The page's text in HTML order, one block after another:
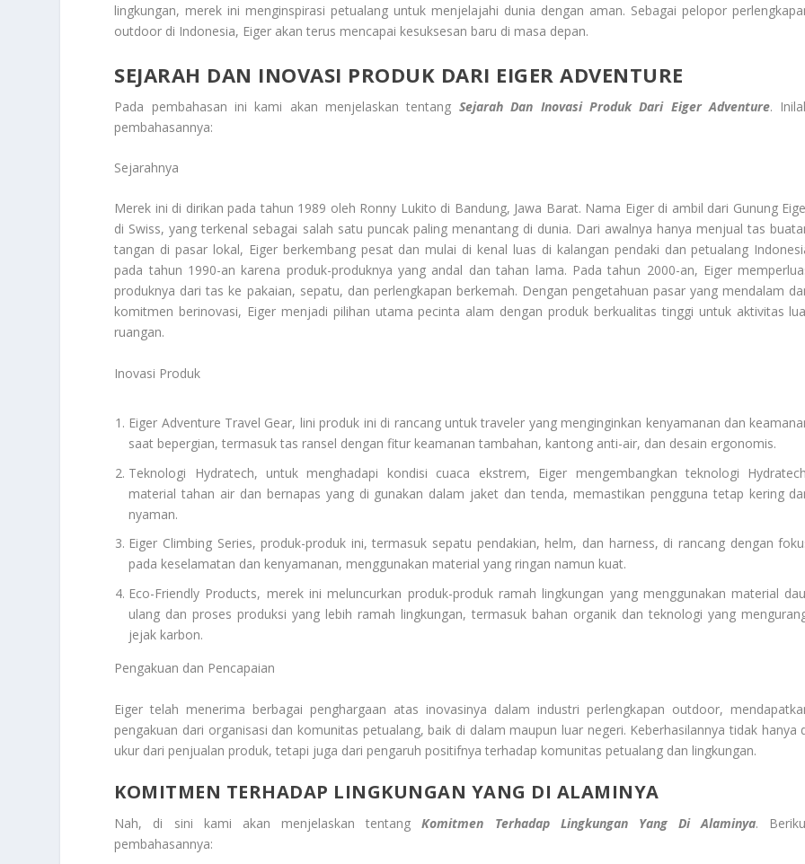
lingkungan, merek ini menginspirasi petualang untuk menjelajahi dunia dengan aman. Sebagai pelopor
outdoor di Indonesia, Eiger akan terus mencapai kesuksesan baru di masa depan.
SEJARAH DAN INOVASI PRODUK DARI EIGER ADVENTURE
Pada pembahasan ini kami akan menjelaskan tentang Sejarah Dan Inovasi Produk Dari Eiger Adventure.
pembahasannya:
Sejarahnya
Merek ini di dirikan pada tahun 1989 oleh Ronny Lukito di Bandung, Jawa Barat. Nama Eiger di ambil dari Gunung
di Swiss, yang terkenal sebagai salah satu puncak paling menantang di dunia. Dari awalnya hanya menjual tas
tangan di pasar lokal, Eiger berkembang pesat dan mulai di kenal luas di kalangan pendaki dan petualang
pada tahun 1990-an karena produk-produknya yang andal dan tahan lama. Pada tahun 2000-an, Eiger
produknya dari tas ke pakaian, sepatu, dan perlengkapan berkemah. Dengan pengetahuan pasar yang mendalam
komitmen berinovasi, Eiger menjadi pilihan utama pecinta alam dengan produk berkualitas tinggi untuk aktivitas
ruangan.
Inovasi Produk
Eiger Adventure Travel Gear, lini produk ini di rancang untuk traveler yang menginginkan kenyamanan dan
saat bepergian, termasuk tas ransel dengan fitur keamanan tambahan, kantong anti-air, dan desain ergonomis.
Teknologi Hydratech, untuk menghadapi kondisi cuaca ekstrem, Eiger mengembangkan teknologi
material tahan air dan bernapas yang di gunakan dalam jaket dan tenda, memastikan pengguna tetap kering
nyaman.
Eiger Climbing Series, produk-produk ini, termasuk sepatu pendakian, helm, dan harness, di rancang dengan
pada keselamatan dan kenyamanan, menggunakan material yang ringan namun kuat.
Eco-Friendly Products, merek ini meluncurkan produk-produk ramah lingkungan yang menggunakan material
ulang dan proses produksi yang lebih ramah lingkungan, termasuk bahan organik dan teknologi yang
jejak karbon.
Pengakuan dan Pencapaian
Eiger telah menerima berbagai penghargaan atas inovasinya dalam industri perlengkapan outdoor,
pengakuan dari organisasi dan komunitas petualang, baik di dalam maupun luar negeri. Keberhasilannya tidak hanya
ukur dari penjualan produk, tetapi juga dari pengaruh positifnya terhadap komunitas petualang dan lingkungan.
KOMITMEN TERHADAP LINGKUNGAN YANG DI ALAMINYA
Nah, di sini kami akan menjelaskan tentangKomitmen Terhadap Lingkungan Yang Di Alaminya.
pembahasannya: